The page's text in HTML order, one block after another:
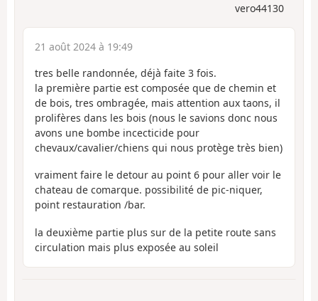
vero44130
21 août 2024 à 19:49
tres belle randonnée, déjà faite 3 fois.
la première partie est composée que de chemin et
de bois, tres ombragée, mais attention aux taons, il
prolifères dans les bois (nous le savions donc nous
avons une bombe incecticide pour
chevaux/cavalier/chiens qui nous protège très bien)
vraiment faire le detour au point 6 pour aller voir le
chateau de comarque. possibilité de pic-niquer,
point restauration /bar.
la deuxième partie plus sur de la petite route sans
circulation mais plus exposée au soleil